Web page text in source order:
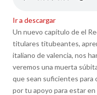
Ir a descargar
Un nuevo capítulo de el
titulares titubeantes,
italiano de valencia, nos
veremos una muerta
que sean suficientes para
por tu apoyo para estar